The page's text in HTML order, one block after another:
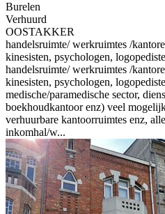
Burelen
Verhuurd
OOSTAKKER
handelsruimte/ werkruimtes /
kinesisten, psychologen,
handelsruimte/ werkruimtes /
kinesisten, psychologen,
medische/paramedische sector,
boekhoudkantoor enz) veel
verhuurbare kantoorruimtes enz,
inkomhal/w...